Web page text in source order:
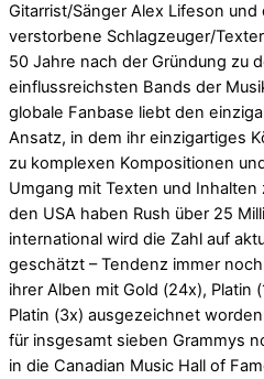
Gitarrist/Sänger Alex Lifeson
verstorbene Schlagzeuger/
50 Jahre nach der Gründung zu
einflussreichsten Bands der
globale Fanbase liebt den
Ansatz, in dem ihr einzigartiges
zu komplexen Kompositionen
Umgang mit Texten und
den USA haben Rush über 25
international wird die Zahl auf
geschätzt – Tendenz immer
ihrer Alben mit Gold (24x), Platin
Platin (3x) ausgezeichnet
für insgesamt sieben Grammys
in die Canadian Music Hall of